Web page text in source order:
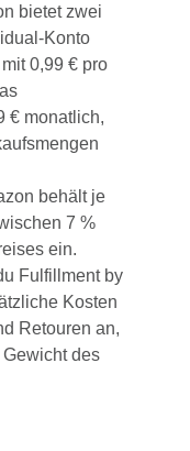
bietet zwei
Konto
0,99 € pro
€ monatlich,
behält je
7 %
ein.
Fulfillment by
Kosten
Retouren an,
des